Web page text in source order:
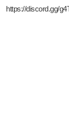
https://discord.gg/